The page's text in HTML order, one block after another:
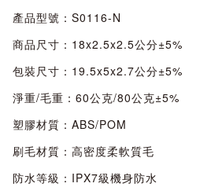
產品型號：S0116-N
商品尺寸：18x2.5x2.5公分±5%
包裝尺寸：19.5x5x2.7公分±5%
淨重/毛重：60公克/80公克±5%
塑膠材質：ABS/POM
刷毛材質：高密度柔軟質毛
防水等級：IPX7級機身防水